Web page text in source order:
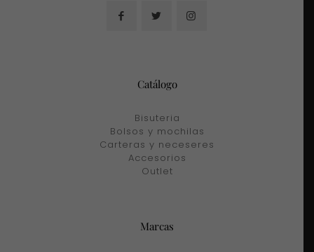
Catálogo
Bisuteria
Bolsos y mochilas
Carteras y neceseres
Accesorios
Outlet
Marcas